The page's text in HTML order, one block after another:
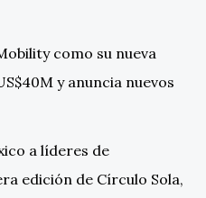
como su nueva
y anuncia nuevos
a líderes de
edición de Círculo Sola,